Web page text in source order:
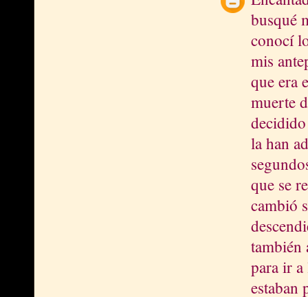
busqué
conocí
mis
que era
muerte
la han
que se
cambió
también
para ir a
estaban